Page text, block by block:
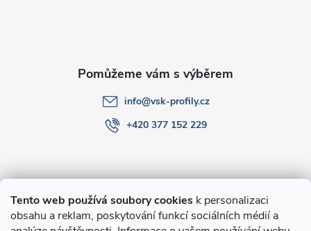
Tento web používá soubory cookies k personalizaci
obsahu a reklam, poskytování funkcí sociálních médií a
O nákupu
info@vsk-profily.cz
+420 377 152 229